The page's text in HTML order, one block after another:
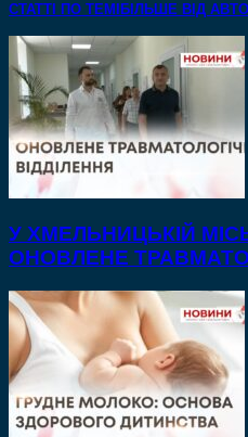
СТАТТІ ПО ТЕМІ БІЛЬШЕ ВІД
У ХМЕЛЬНИЦЬКІЙ
ОНОВЛЕНЕ